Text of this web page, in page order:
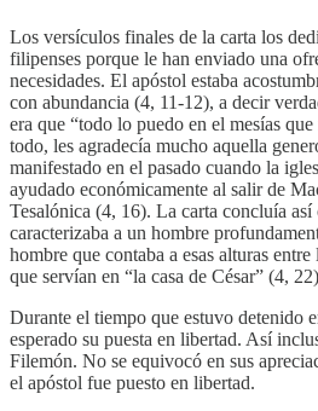
Los versículos finales de la carta los
filipenses porque le han enviado una
necesidades. El apóstol estaba
con abundancia (4, 11-12), a decir
era que “todo lo puedo en el mesías
todo, les agradecía mucho aquella
manifestado en el pasado cuando la
ayudado económicamente al salir de
Tesalónica (4, 16). La carta concluía
caracterizaba a un hombre
hombre que contaba a esas alturas
que servían en “la casa de César” (4,
Durante el tiempo que estuvo detenido
esperado su puesta en libertad. Así
Filemón. No se equivocó en sus
el apóstol fue puesto en libertad.